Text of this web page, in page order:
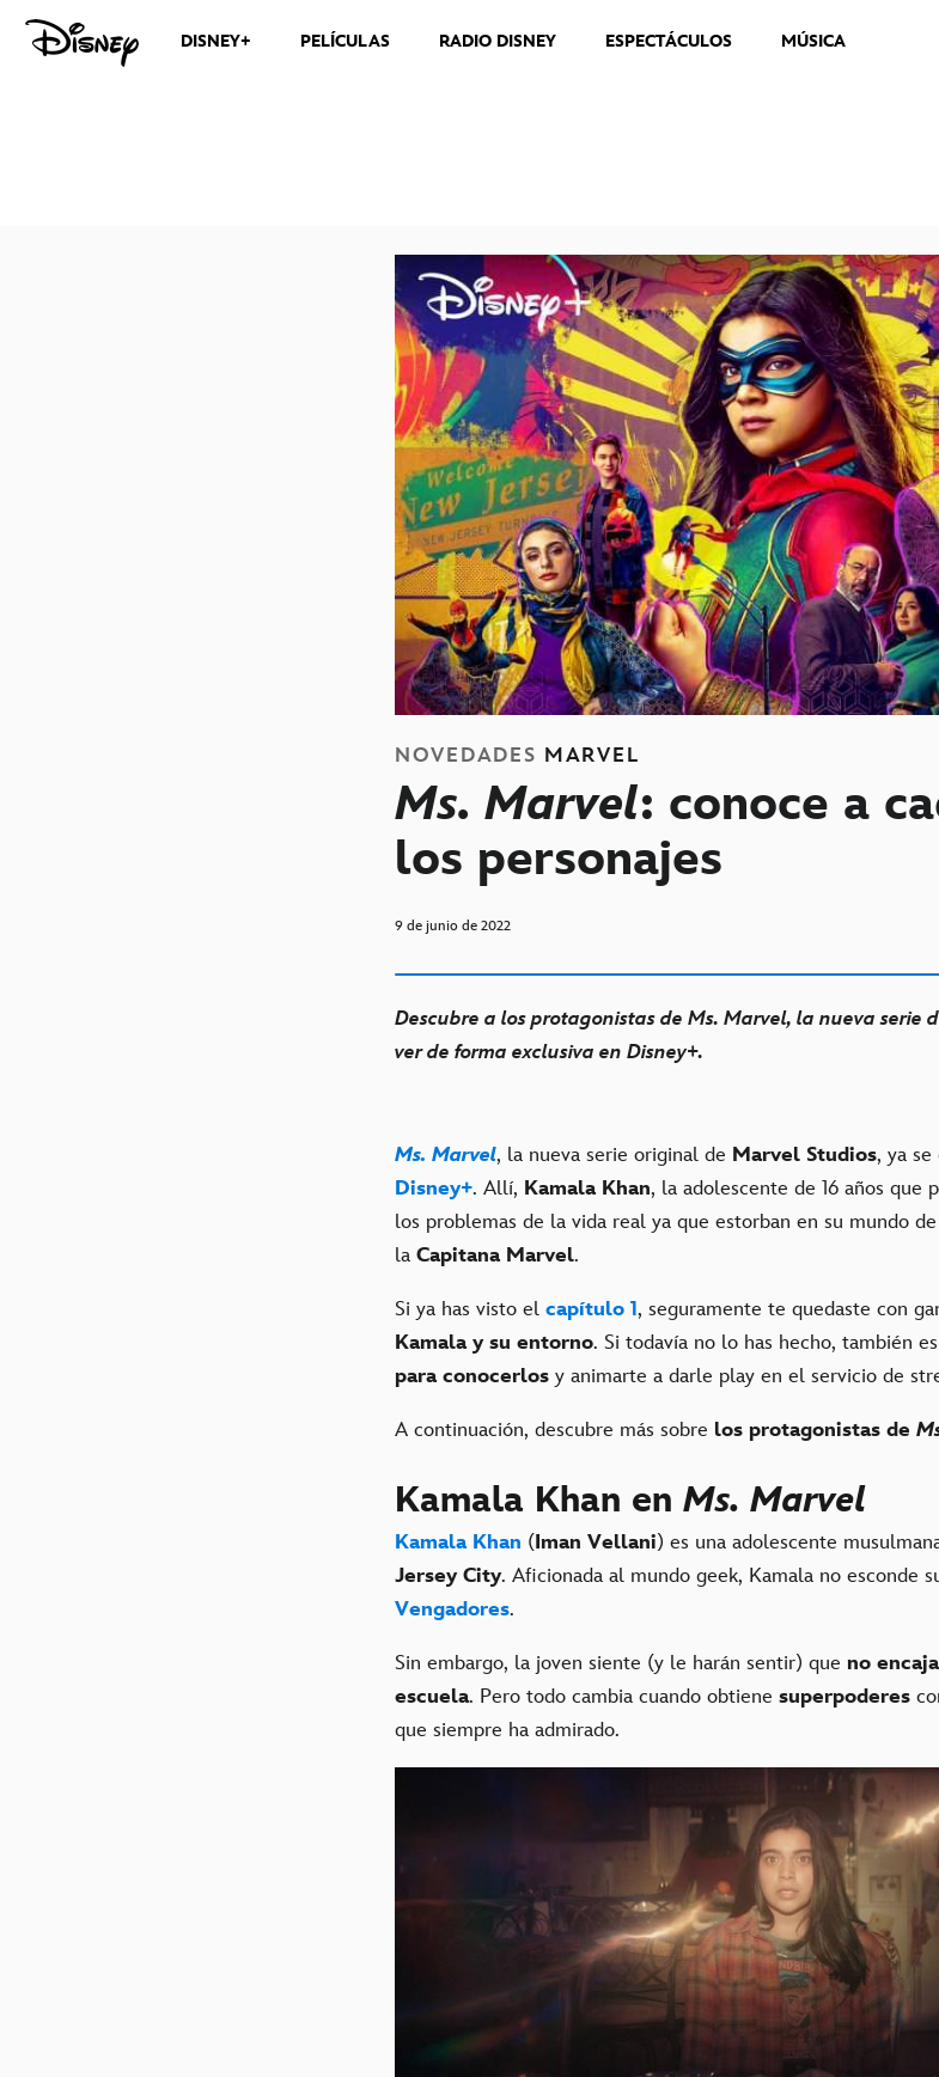
DISNEY+ PELÍCULAS RADIO DISNEY ESPECTÁCULOS MÚSICA
NOVEDADES MARVEL
Ms. Marvel: conoce a
los personajes
9 de junio de 2022
Descubre a los protagonistas de Ms. Marvel, la nueva serie
ver de forma exclusiva en Disney+.
Ms. Marvel, la nueva serie original de Marvel Studios, ya
Disney+. Allí, Kamala Khan, la adolescente de 16 años que
los problemas de la vida real ya que estorban en su mundo
la Capitana Marvel.
Si ya has visto el capítulo 1, seguramente te quedaste con
Kamala y su entorno. Si todavía no lo has hecho, también es
para conocerlos y animarte a darle play en el servicio de
A continuación, descubre más sobre los protagonistas de
Kamala Khan en Ms. Marvel
Kamala Khan (Iman Vellani) es una adolescente
Jersey City. Aficionada al mundo geek, Kamala no esconde
Vengadores.
Sin embargo, la joven siente (y le harán sentir) que no
escuela. Pero todo cambia cuando obtiene superpoderes
que siempre ha admirado.